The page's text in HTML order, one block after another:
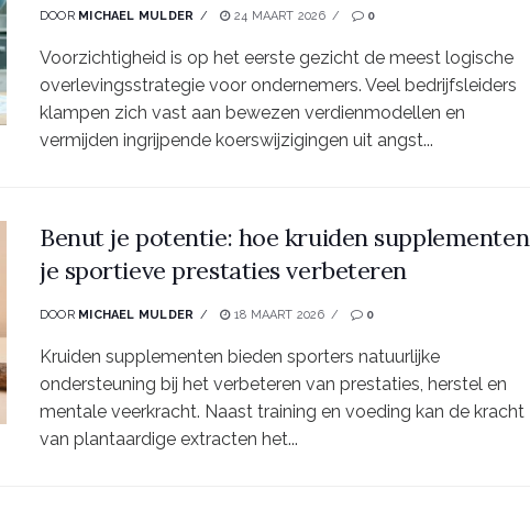
DOOR MICHAEL MULDER 24 MAART 2026 0
Voorzichtigheid is op het eerste gezicht de meest logische
overlevingsstrategie voor ondernemers. Veel bedrijfsleiders
klampen zich vast aan bewezen verdienmodellen en
vermijden ingrijpende koerswijzigingen uit angst...
Benut je potentie: hoe kruiden supplementen
je sportieve prestaties verbeteren
DOOR MICHAEL MULDER 18 MAART 2026 0
Kruiden supplementen bieden sporters natuurlijke
ondersteuning bij het verbeteren van prestaties, herstel en
mentale veerkracht. Naast training en voeding kan de kracht
van plantaardige extracten het...